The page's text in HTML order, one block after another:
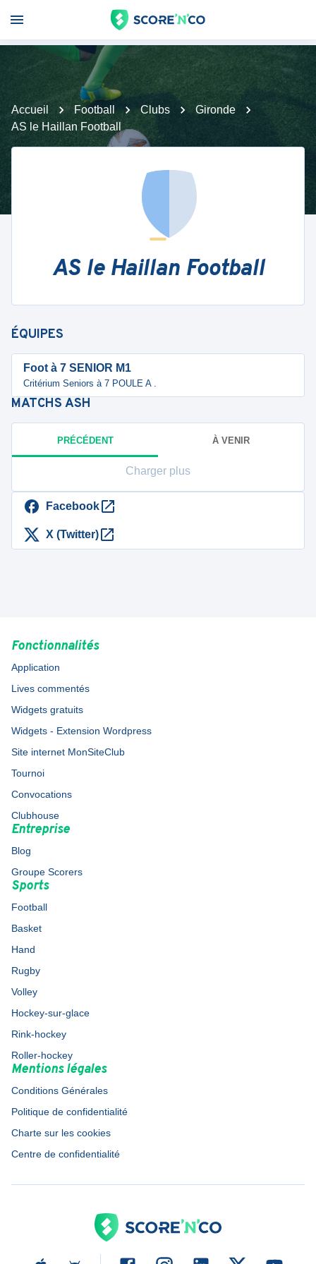
Accueil Football Clubs
Gironde
AS le Haillan Football
AS le Haillan Football
ÉQUIPES
Foot à 7 SENIOR M1
Critérium Seniors à 7 POULE A .
MATCHS ASH
PRÉCÉDENT À VENIR
Charger plus
Facebook
X (Twitter)
Fonctionnalités
Application
Lives commentés
Widgets gratuits
Widgets - Extension Wordpress
Site internet MonSiteClub
Tournoi
Convocations
Clubhouse
Entreprise
Blog
Groupe Scorers
Sports
Football
Basket
Hand
Rugby
Volley
Hockey-sur-glace
Rink-hockey
Roller-hockey
Mentions légales
Conditions Générales
Politique de confidentialité
Charte sur les cookies
Centre de confidentialité